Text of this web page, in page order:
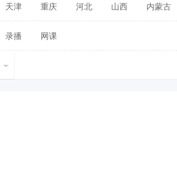
天津 重庆 河北 山西 内蒙古
澳门
录播 网课